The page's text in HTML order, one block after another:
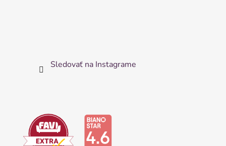
Sledovať na Instagrame